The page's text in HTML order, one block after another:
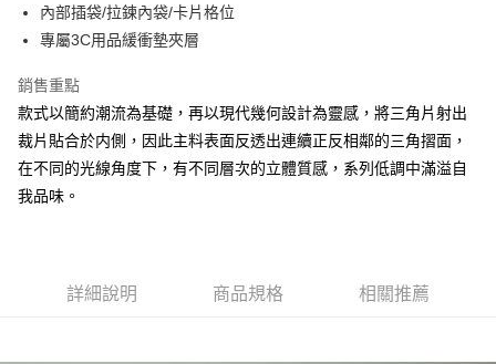
悠遊付
大哥付你分期
相關說明
1.本服務由台灣大哥大提供，台灣大哥大用戶可立即使用無須另外申請。
2.付款方式選擇「大哥付你分期」，訂單成立後會自動跳轉到大哥付的交易
流程，驗證手機門號後，選擇欲分期的期數、繳款截止日，確認付款後即完
成交易。
3.實際核准額度、可分期數及費用金額請依後續交易確認頁面所載為準。
1.分期款項不併入電信帳單，「大哥付你分期」於每月結算日後寄送繳費提
AFTEE先享後付
相關說明
【關於「AFTEE先享後付」】
AFTEE先享後付是「在收到商品之後才付款」的支付方式。 讓您購物簡單
便利好安心！
【「AFTEE先享後付」結帳流程】
每筆NT$60，滿NT$1,500(含以上)免運費
內部插袋/拉鍊內袋/卡片格位
專屬3C用品緩衝墊夾層
銷售重點
款式以簡約潮流為基礎，再以現代幾何設計為靈感，將三角片射出
裁片貼合於内側，因此主料表面反透出連續正反相鄰的三角摺面，
在不同的光線角度下，有不同層次的立體質感，系列低調中滿溢自
我品味。
詳細說明 商品規格 相關推薦